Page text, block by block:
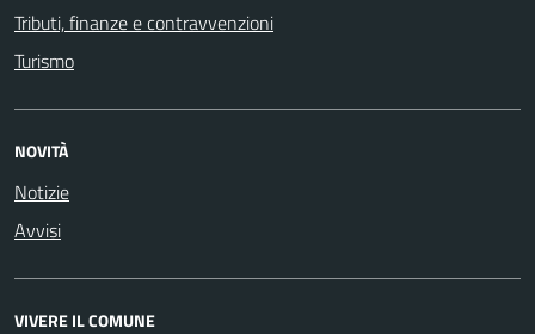
Tributi, finanze e contravvenzioni
Turismo
NOVITÀ
Notizie
Avvisi
VIVERE IL COMUNE